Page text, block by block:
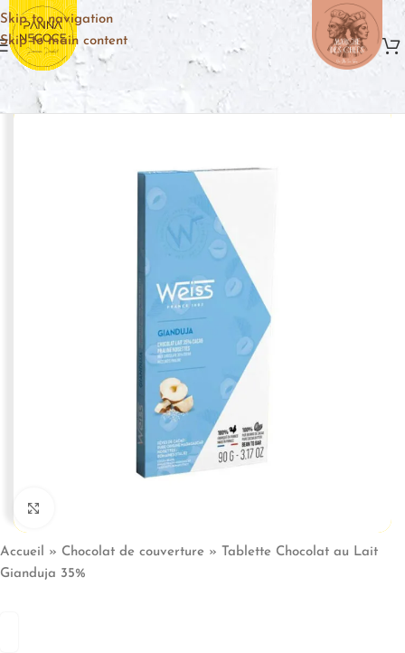
Skip to navigation
Skip to main content
Accueil » Chocolat de couverture »
Tablette Chocolat au Lait
Gianduja 35%